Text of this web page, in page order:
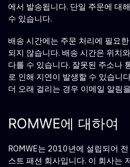
에서 발송됩니다. 단일 주문에 대
수 있습니다.
배송 시간에는 주문 처리에 필요
되지 않습니다. 배송 시간은 위치
다를 수 있습니다. 잘못된 주소나
로 인해 지연이 발생할 수 있습니
더 오래 걸리는 경우 이메일 알림
ROMWE에 대하여
ROMWE는 2010년에 설립되어
스트 패션 회사입니다. 이 회사는